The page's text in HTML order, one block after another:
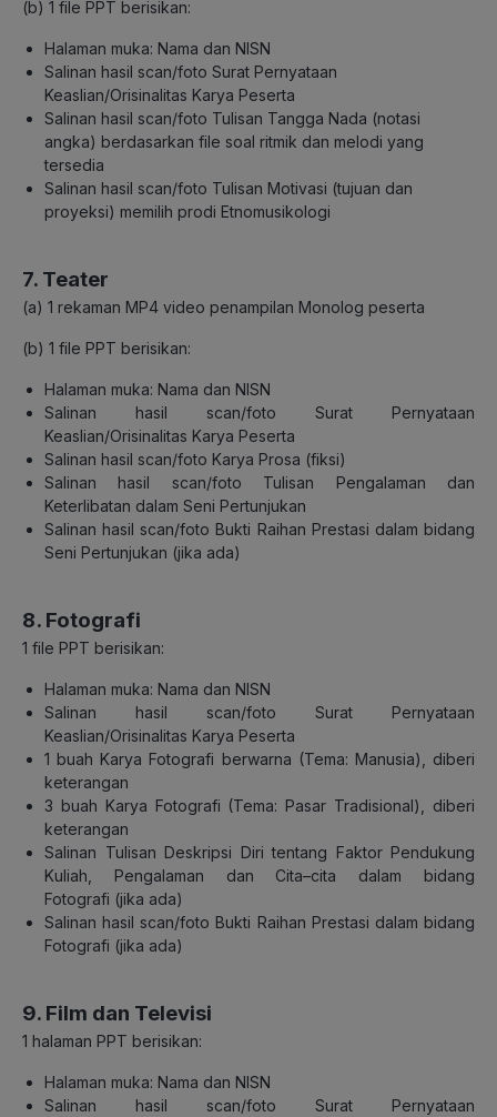
(b) 1 file PPT berisikan:
Halaman muka: Nama dan NISN
Salinan hasil scan/foto Surat Pernyataan
Keaslian/Orisinalitas Karya Peserta
Salinan hasil scan/foto Tulisan Tangga Nada (notasi
angka) berdasarkan file soal ritmik dan melodi yang
tersedia
Salinan hasil scan/foto Tulisan Motivasi (tujuan dan
proyeksi) memilih prodi Etnomusikologi
7. Teater
(a) 1 rekaman MP4 video penampilan Monolog peserta
(b) 1 file PPT berisikan:
Halaman muka: Nama dan NISN
Salinan hasil scan/foto Surat Pernyataan
Keaslian/Orisinalitas Karya Peserta
Salinan hasil scan/foto Karya Prosa (fiksi)
Salinan hasil scan/foto
Tulisan Pengalaman dan
Keterlibatan dalam Seni Pertunjukan
Salinan hasil scan/foto Bukti Raihan Prestasi dalam bidang
Seni Pertunjukan (jika ada)
8. Fotografi
1 file PPT berisikan:
Halaman muka: Nama dan NISN
Salinan hasil scan/foto Surat Pernyataan
Keaslian/Orisinalitas Karya Peserta
1 buah Karya Fotografi berwarna (Tema: Manusia)
, diberi
keterangan
3 buah Karya Fotografi (Tema: Pasar Tradisional)
, diberi
keterangan
Salinan Tulisan Deskripsi Diri tentang Faktor Pendukung
Kuliah, Pengalaman dan Cita–cita dalam bidang
Fotografi (jika ada)
Salinan hasil scan/foto Bukti Raihan Prestasi dalam bidang
Fotografi (jika ada)
9. Film dan Televisi
1 halaman PPT berisikan:
Halaman muka: Nama dan NISN
Salinan hasil scan/foto Surat Pernyataan